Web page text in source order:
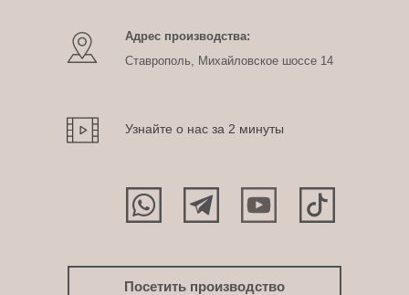
Узнайте о нас за 2 минуты
Посетить производство
Ставрополь, Михайловское шоссе 14
Адрес производства: